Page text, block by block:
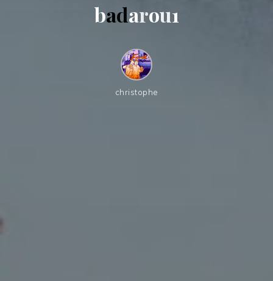
badarou1
christophe